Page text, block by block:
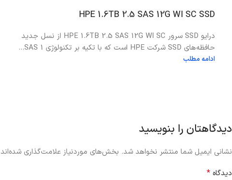
HPE 1.6TB 2.5 SAS 12G WI SC SSD
درایو SSD سرور HPE 1.6TB 2.5 SAS 12G WI SC از نسل جدید
حافظه‌های SSD شرکت HPE است که با تکیه بر تکنولوژی SAS 1...
ادامه مطلب
دیدگاهتان را بنویسید
نشانی ایمیل شما منتشر نخواهد شد. بخش‌های موردنیاز علامت‌گذاری شده‌اند
دیدگاه *